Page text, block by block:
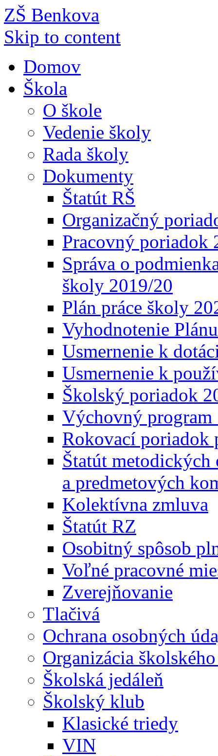
ZŠ Benkova
Skip to content
Domov
Škola
O škole
Vedenie školy
Rada školy
Dokumenty
Štatút RŠ
Organizačný
Pracovný poriadok
Správa o
školy 2019/20
Plán práce školy
Vyhodnotenie
Usmernenie k
Usmernenie k
Školský poriadok
Výchovný
Rokovací poriadok
Štatút
a predmetových
Kolektívna zmluva
Štatút RZ
Osobitný spôsob
Voľné pracovné
Zverejňovanie
Tlačivá
Ochrana osobných
Organizácia
Školská jedáleň
Školský klub
Klasické triedy
VIN